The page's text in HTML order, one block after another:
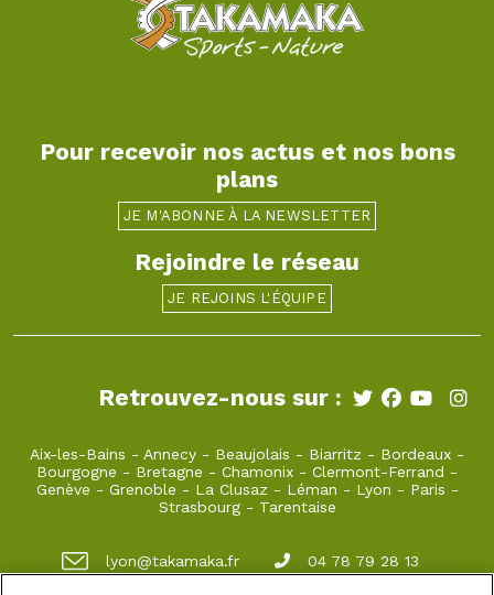
Pour recevoir nos actus et nos bons
plans
JE M'ABONNE À LA NEWSLETTER
Rejoindre le réseau
JE REJOINS L'ÉQUIPE
Retrouvez-nous sur :
Aix-les-Bains - Annecy - Beaujolais - Biarritz - Bordeaux -
Bourgogne - Bretagne - Chamonix - Clermont-Ferrand -
Genève - Grenoble - La Clusaz - Léman - Lyon - Paris -
Strasbourg- Tarentaise
lyon@takamaka.fr 04 78 79 28 13